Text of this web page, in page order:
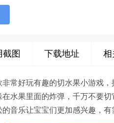
截图 下载地址 相
非常好玩有趣的切水果小游戏
水果里面的炸弹，千万不要
音乐让宝宝们更加感兴趣，有